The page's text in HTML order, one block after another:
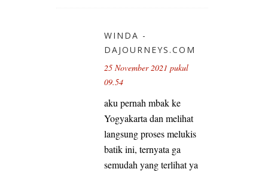
WINDA -
DAJOURNEYS.COM
25 November 2021 pukul
09.54
aku pernah mbak ke
Yogyakarta dan melihat
langsung proses melukis
batik ini, ternyata ga
semudah yang terlihat ya